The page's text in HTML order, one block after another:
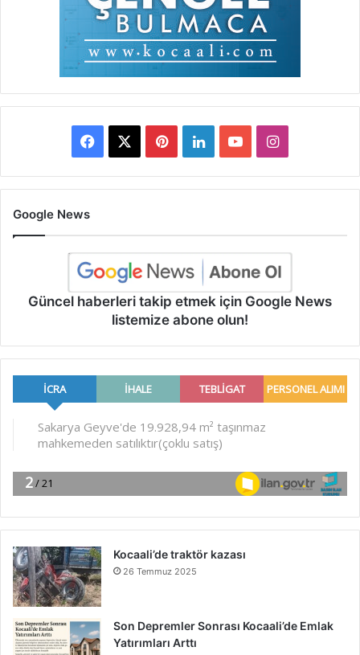
Facebook PinterestLinkedInYouTubeInstagram
Google News
Güncel haberleri takip etmek için Google News
listemize abone olun!
Kocaali’de traktör kazası
26 Temmuz 2025
Son Depremler Sonrası Kocaali’de Emlak
Yatırımları Arttı